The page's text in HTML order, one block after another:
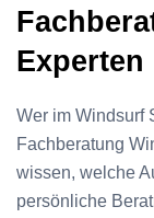
Experten
Wer im Windsurf
Fachberatung
wissen, welche
persönliche